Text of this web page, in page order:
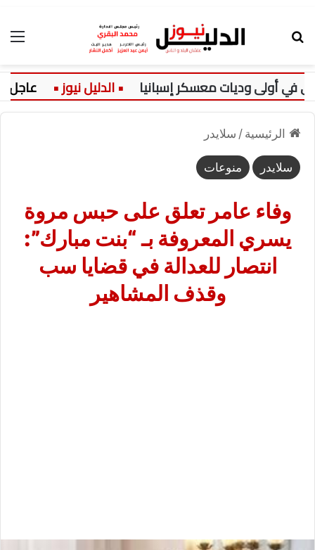
وديات معسكر إسبانيا عاجل:
الرئيسية / سلايدر
سلايدر منوعات
وفاء عامر تعلق على حبس مروة
يسري المعروفة بـ “بنت مبارك”:
انتصار للعدالة في قضايا سب
وقذف المشاهير